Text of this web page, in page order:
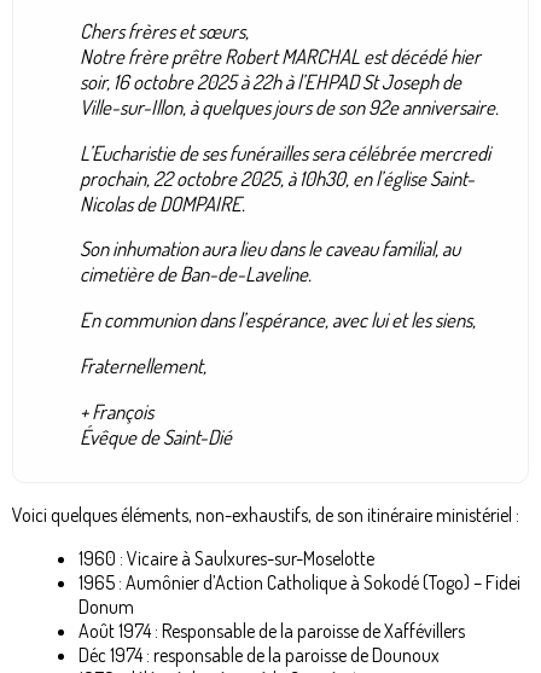
Chers frères et sœurs,
Notre frère prêtre Robert MARCHAL est décédé hier
soir, 16 octobre 2025 à 22h à l’EHPAD St Joseph de
Ville-sur-Illon, à quelques jours de son 92e anniversaire.
L’Eucharistie de ses funérailles sera célébrée mercredi
prochain, 22 octobre 2025, à 10h30, en l’église Saint-
Nicolas de DOMPAIRE.
Son inhumation aura lieu dans le caveau familial, au
cimetière de Ban-de-Laveline.
En communion dans l’espérance, avec lui et les siens,
Fraternellement,
+ François
Évêque de Saint-Dié
Voici quelques éléments, non-exhaustifs, de son itinéraire ministériel :
1960 : Vicaire à Saulxures-sur-Moselotte
1965 : Aumônier d’Action Catholique à Sokodé (Togo) – Fidei
Donum
Août 1974 : Responsable de la paroisse de Xaffévillers
Déc 1974 : responsable de la paroisse de Dounoux